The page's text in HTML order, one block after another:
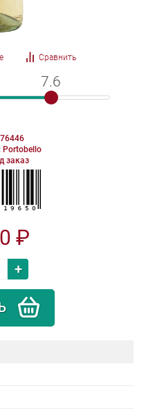
Сравнить
7.6
7.6
Portobello
заказ
₽
+